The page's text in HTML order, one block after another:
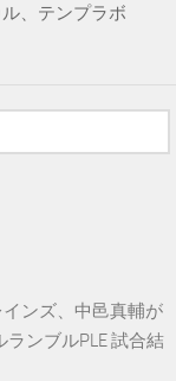
、テンプラボ
ンズ、中邑真輔が
ンブルPLE 試合結